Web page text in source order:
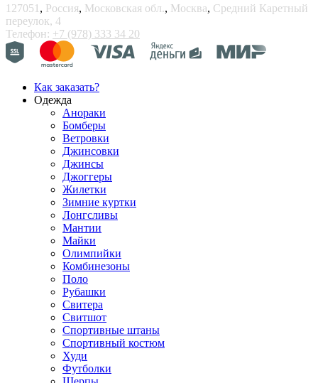
127051 , Россия, Московская обл., Москва, Средний Каретный
переулок, 4
Телефон: +7 (978) 333 34 20
Как заказать?
Одежда
Анораки
Бомберы
Ветровки
Джинсовки
Джинсы
Джоггеры
Жилетки
Зимние куртки
Лонгсливы
Мантии
Майки
Олимпийки
Комбинезоны
Поло
Рубашки
Свитера
Свитшот
Спортивные штаны
Спортивный костюм
Худи
Футболки